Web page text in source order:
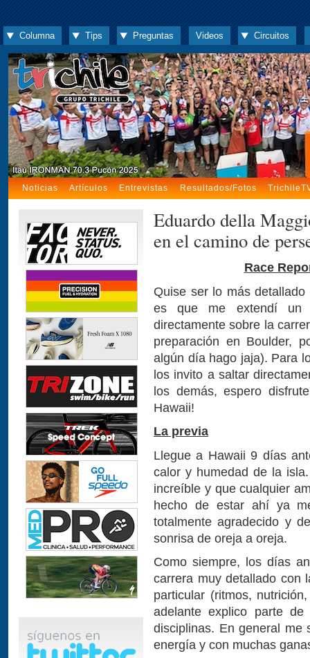
Columna Tips Preguntas Videos Circuitos
Noticias Artículos Entrevistas Resultados/Fotos
Eduardo della
en el camino de
Race
Quise ser lo más
es que me extendí un
directamente sobre la
preparación en Boulder,
algún día hago jaja). Para
los invito a saltar
los demás, espero
Hawaii!
La previa
Llegue a Hawaii 9 días
calor y humedad de la
increíble y que cualquier
hecho de estar ahí ya
totalmente agradecido y
sonrisa de oreja a oreja.
Como siempre, los días
carrera muy detallado con
particular (ritmos,
adelante explico parte
disciplinas. En general me
energía y con muchas